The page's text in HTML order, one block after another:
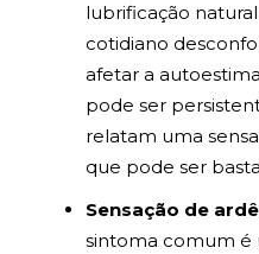
lubrificação
cotidiano
afetar a
pode ser
relatam uma
que pode ser
Sensação de
sintoma comum é